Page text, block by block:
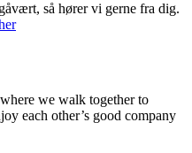
så hører vi gerne fra dig.
we walk together to
each other’s good company